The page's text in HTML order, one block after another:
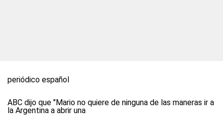
periódico español
ABC dijo que "Mario no quiere de ninguna de las maneras ir a
la Argentina a abrir una